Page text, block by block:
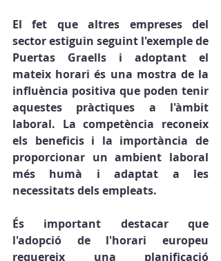
El fet que altres empreses del
sector estiguin seguint l'exemple de
Puertas Graells i adoptant el
mateix horari és una mostra de la
influència positiva que poden tenir
aquestes pràctiques a l'àmbit
laboral. La competència reconeix
els beneficis i la importància de
proporcionar un ambient laboral
més humà i adaptat a les
necessitats dels empleats.
És important destacar que
l'adopció de l'horari europeu
requereix una planificació